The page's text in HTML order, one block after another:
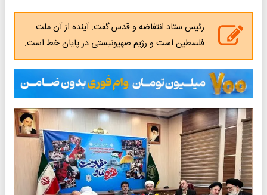
رئیس ستاد انتفاضه و قدس گفت: آینده از آن ملت
فلسطین است و رژیم صهیونیستی در پایان خط است.